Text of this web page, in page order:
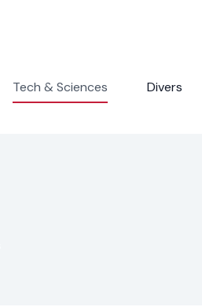
Tech & Sciences Divers